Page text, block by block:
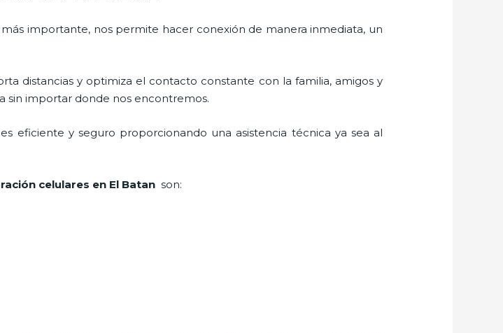
importante, nos permite hacer conexión de manera inmediata, un
distancias y optimiza el contacto constante con la familia, amigos y
sin importar donde nos encontremos.
es eficiente y seguro proporcionando una asistencia técnica ya sea al
celulares en El Batanson: